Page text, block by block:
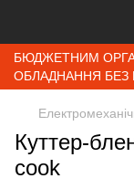
БЮДЖЕТНИМ
ОБЛАДНАННЯ БЕЗ
Куттер-
cook